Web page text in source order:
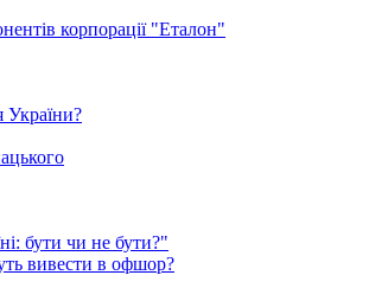
корпорації "Еталон"
України?
бути чи не бути?"
вивести в офшор?